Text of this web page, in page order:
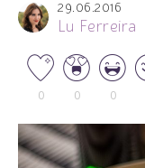
29.06.2016
Lu Ferreira
0 0 0